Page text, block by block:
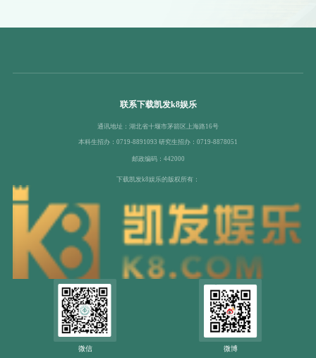
联系下载凯发k8娱乐
通讯地址：湖北省十堰市茅箭区上海路16号
本科生招办：0719-8891093 研究生招办：0719-8878051
邮政编码：442000
下载凯发k8娱乐的版权所有：
微信 微博